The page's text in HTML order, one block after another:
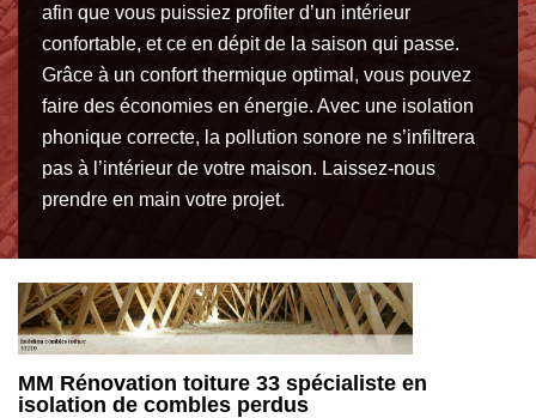
afin que vous puissiez profiter d’un intérieur
confortable, et ce en dépit de la saison qui passe.
Grâce à un confort thermique optimal, vous pouvez
faire des économies en énergie. Avec une isolation
phonique correcte, la pollution sonore ne s’infiltrera
pas à l’intérieur de votre maison. Laissez-nous
prendre en main votre projet.
Pose d’isolants minces par une équipe
compétente